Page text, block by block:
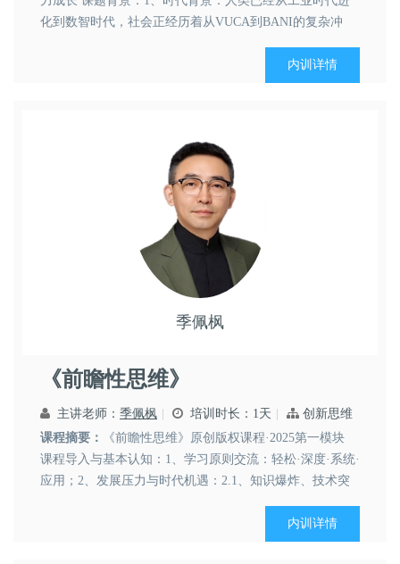
化到数智时代，社会正经历着从VUCA到BANI的复杂冲
落入信息认知偏差陷阱，个体将面临从技能竞争到认知竞
争的改变，人类智慧能力的分水岭时代已经来临。2、政策
内训详情
季佩枫
《前瞻性思维》
主讲老师： 季佩枫 培训时长：1天
创新思维
课程摘要：
《前瞻性思维》原创版权课程·2025第一模块
课程导入与基本认知：1、学习原则交流：轻松·深度·系统·
应用；2、发展压力与时代机遇：2.1、知识爆炸、技术突
价值衡量的标准；2.3、生成式AI正在重新定义简单与复
杂，全面影响工作；2.4、职业素能结构的比例...
内训详情